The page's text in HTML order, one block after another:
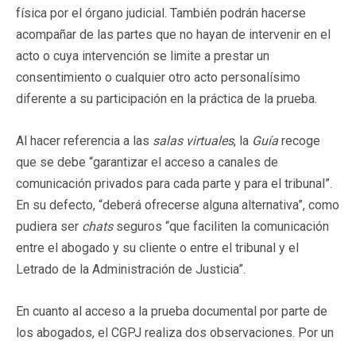
física por el órgano judicial. También podrán hacerse
acompañar de las partes que no hayan de intervenir en el
acto o cuya intervención se limite a prestar un
consentimiento o cualquier otro acto personalísimo
diferente a su participación en la práctica de la prueba.
Al hacer referencia a las salas virtuales, la Guía recoge
que se debe “garantizar el acceso a canales de
comunicación privados para cada parte y para el tribunal”.
En su defecto, “deberá ofrecerse alguna alternativa”, como
pudiera ser chatsseguros “que faciliten la comunicación
entre el abogado y su cliente o entre el tribunal y el
Letrado de la Administración de Justicia”.
En cuanto al acceso a la prueba documental por parte de
los abogados, el CGPJ realiza dos observaciones. Por un